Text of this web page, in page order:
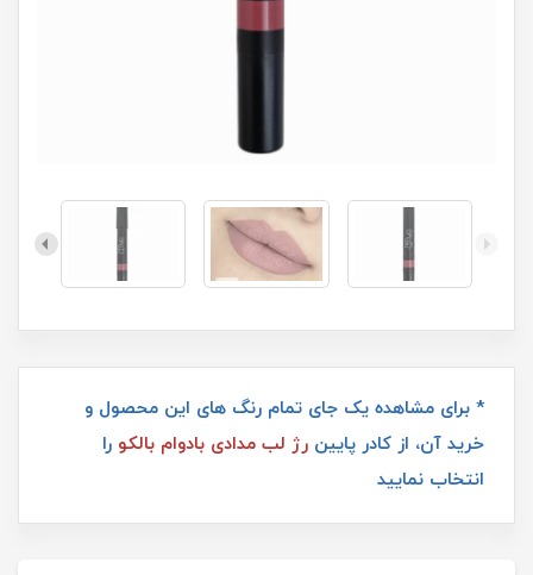
* برای مشاهده یک جای تمام رنگ های این محصول و
خرید آن، از کادر پایین رژ لب مدادی بادوام بالکو را
انتخاب نمایید